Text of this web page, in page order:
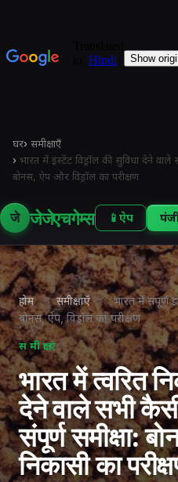
घर› समीक्षाएँ
› भारत में इंस्टेंट विड्रॉल की सुविधा देने
बोनस, ऐप और विड्रॉल का परीक्षण
जे जेजेएचगेम्स 📱 ऐप
होम › समीक्षाएँ › भारत में संपूर्ण
बोनस, ऐप, विड्रॉल का परीक्षण
समीक्षाएं
भारत में त्वरित
देने वाले सभी
संपूर्ण समीक्षा:
निकासी का